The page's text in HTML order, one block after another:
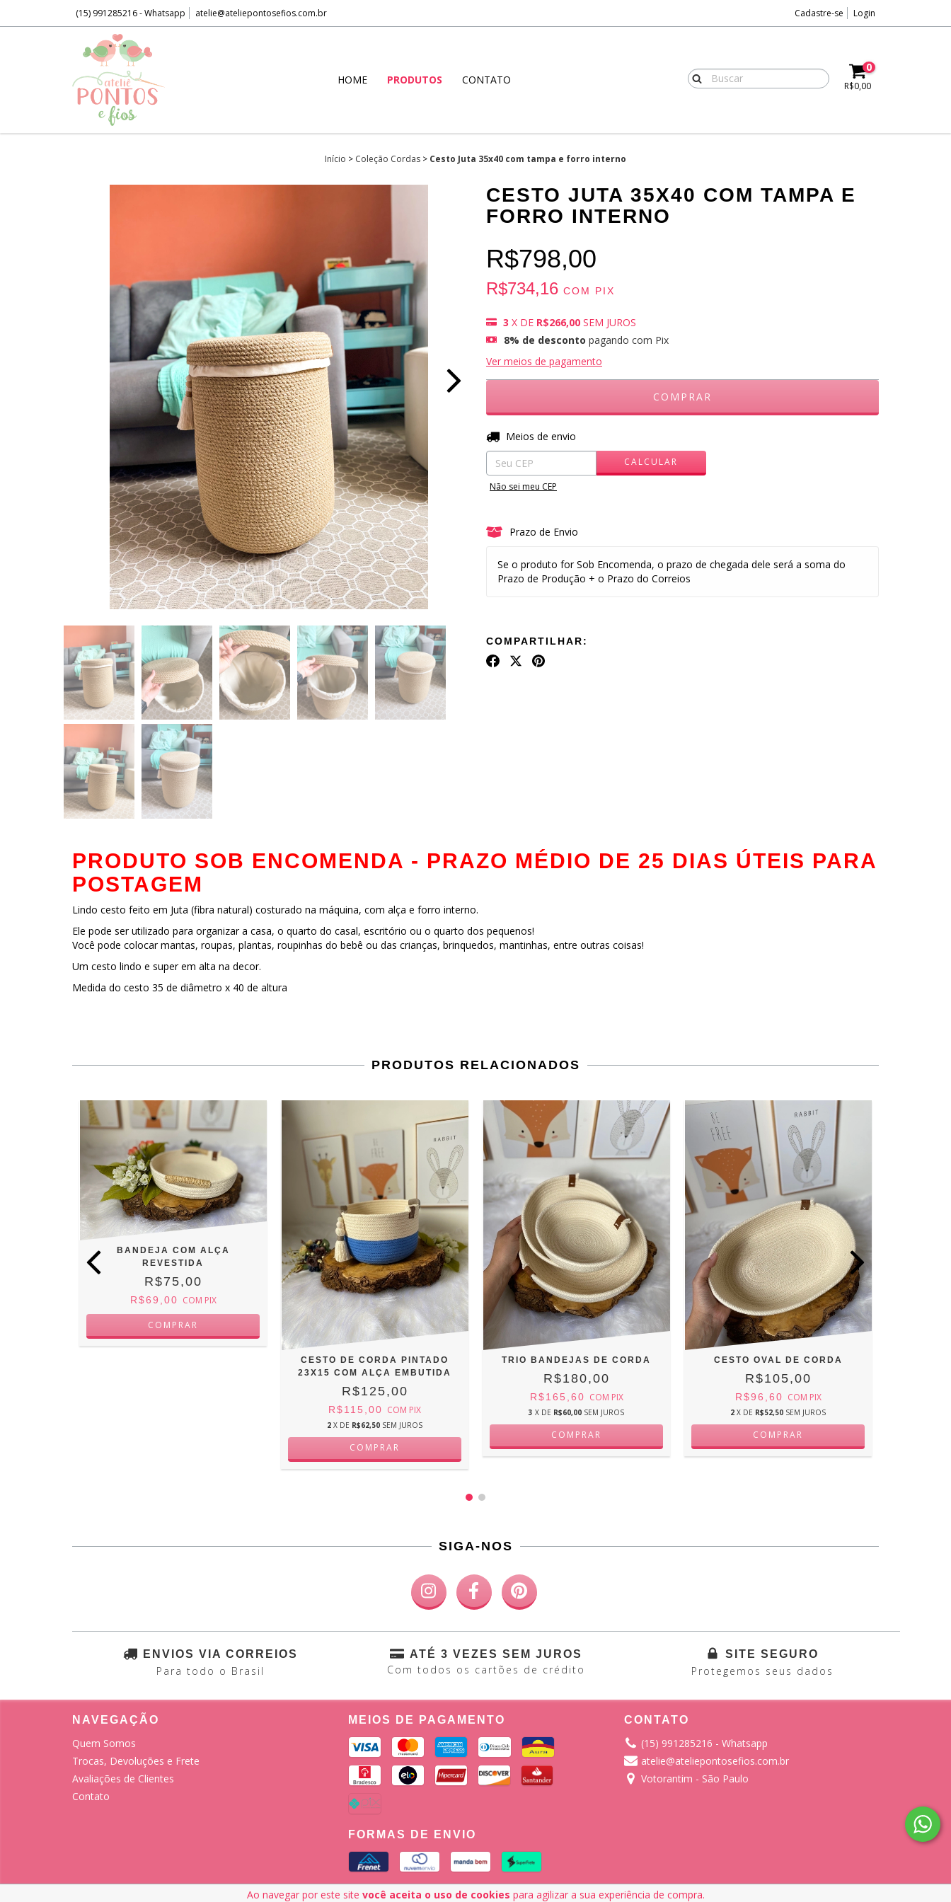
Ao navegar por este site você aceita o uso de cookies para agilizar a sua experiência de compra.
(15) 991285216 - Whatsapp atelie@ateliepontosefios.com.br Cadastre-se Login
HOME PRODUTOS CONTATO
0
R$0,00
Início > Coleção Cordas > Cesto Juta 35x40 com tampa e forro interno
CESTO JUTA 35X40 COM TAMPA E
FORRO INTERNO
R$798,00
R$734,16 COM PIX
3 X DE R$266,00 SEM JUROS
8% de desconto pagando com Pix
Ver meios de pagamento
Entregas para o CEP:
Meios de envio
CALCULAR
Não sei meu CEP
Prazo de Envio
Se o produto for Sob Encomenda, o prazo de chegada dele será a soma do
Prazo de Produção + o Prazo do Correios
COMPARTILHAR:
PRODUTO SOB ENCOMENDA - PRAZO MÉDIO DE 25 DIAS ÚTEIS PARA
POSTAGEM
Lindo cesto feito em Juta (fibra natural) costurado na máquina, com alça e forro interno.
Ele pode ser utilizado para organizar a casa, o quarto do casal, escritório ou o quarto dos pequenos!
Você pode colocar mantas, roupas, plantas, roupinhas do bebê ou das crianças, brinquedos, mantinhas, entre outras coisas!
Um cesto lindo e super em alta na decor.
Medida do cesto 35 de diâmetro x 40 de altura
PRODUTOS RELACIONADOS
BANDEJA COM ALÇA
REVESTIDA
R$75,00
R$69,00 COM PIX
CESTO DE CORDA PINTADO
23X15 COM ALÇA EMBUTIDA
R$125,00
R$115,00 COM PIX
2 X DE R$62,50 SEM JUROS
TRIO BANDEJAS DE CORDA
R$180,00
R$165,60 COM PIX
3 X DE R$60,00 SEM JUROS
CESTO OVAL DE CORDA
R$105,00
R$96,60 COM PIX
2 X DE R$52,50 SEM JUROS
SIGA-NOS
ENVIOS VIA CORREIOS
Para todo o Brasil
ATÉ 3 VEZES SEM JUROS
Com todos os cartões de crédito
SITE SEGURO
Protegemos seus dados
NAVEGAÇÃO
Quem Somos
Trocas, Devoluções e Frete
Avaliações de Clientes
Contato
MEIOS DE PAGAMENTO
FORMAS DE ENVIO
CONTATO
(15) 991285216 - Whatsapp
atelie@ateliepontosefios.com.br
Votorantim - São Paulo